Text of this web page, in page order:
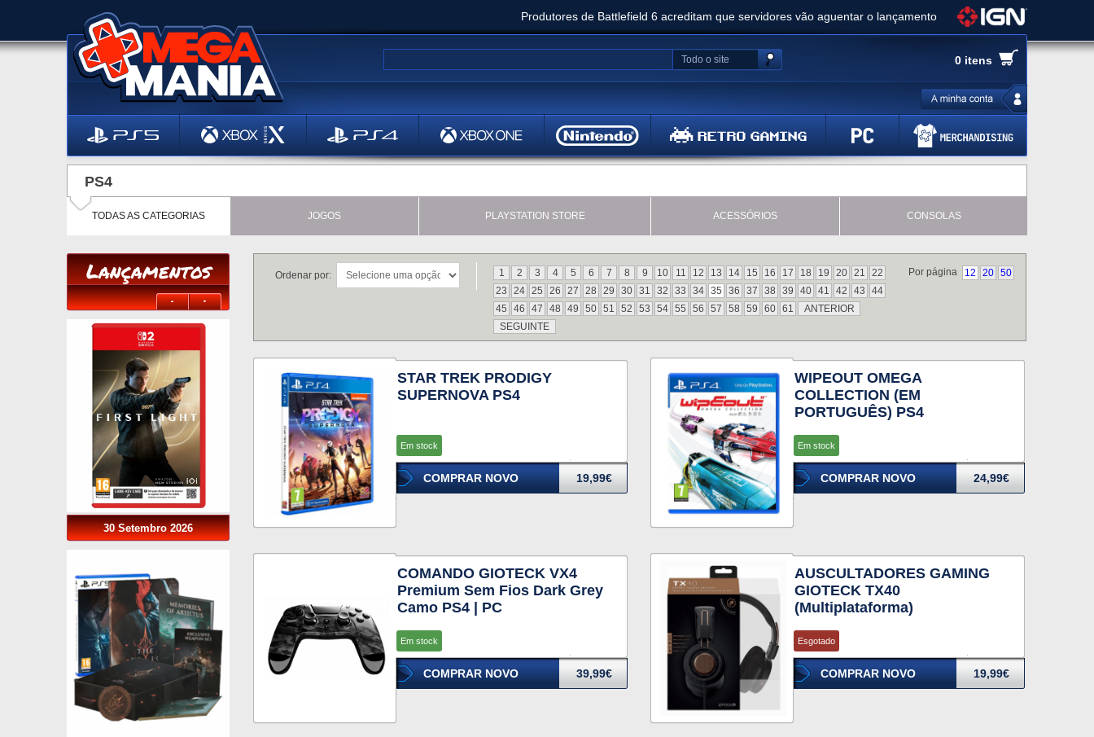
Produtores de Battlefield 6 acreditam que servidores vão aguentar o lançamento
Clair Obscur: Expedition 33 já vendeu 5 milhões de cópias e vai receber novo conteúdo
Ghost of Yotei - Análise
Metal Gear Solid Delta: Snake Eater - Análise
Bethesda anuncia livestream para o Fallout Day
0 itens
Todo o site
PS4
TODAS AS CATEGORIAS JOGOS PLAYSTATION STORE ACESSÓRIOS CONSOLAS
Lançamentos
30 Setembro 2026
Por página 12 20 50
1 2 3 4 5 6 7 8 9 10 11 12 13 14 15 16 17 18 19 20 21
22
23
24 25 26 27 28 29 30 31 32 33 34 35 36 37 38 39 40 41 42 43
44
45
46 47 48 49 50 51 52 53 54 55 56 57 58 59 60 61
ANTERIOR
SEGUINTE
Ordenar por:
STAR TREK PRODIGY
SUPERNOVA PS4
Em stock
COMPRAR NOVO 19,99€
WIPEOUT OMEGA
COLLECTION (EM
PORTUGUÊS) PS4
Em stock
COMPRAR NOVO 24,99€
COMANDO GIOTECK VX4
Premium Sem Fios Dark Grey
Camo PS4 | PC
Em stock
COMPRAR NOVO 39,99€
AUSCULTADORES GAMING
GIOTECK TX40
(Multiplataforma)
Esgotado
COMPRAR NOVO 19,99€